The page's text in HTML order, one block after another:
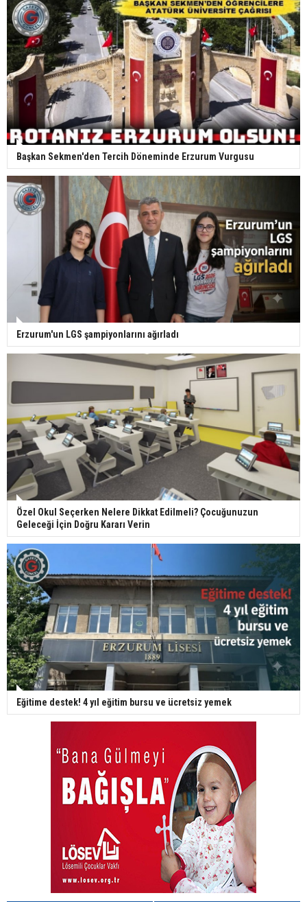
Başkan Sekmen'den Tercih Döneminde Erzurum Vurgusu
Erzurum'un LGS şampiyonlarını ağırladı
Özel Okul Seçerken Nelere Dikkat Edilmeli? Çocuğunuzun
Geleceği İçin Doğru Kararı Verin
Eğitime destek! 4 yıl eğitim bursu ve ücretsiz yemek